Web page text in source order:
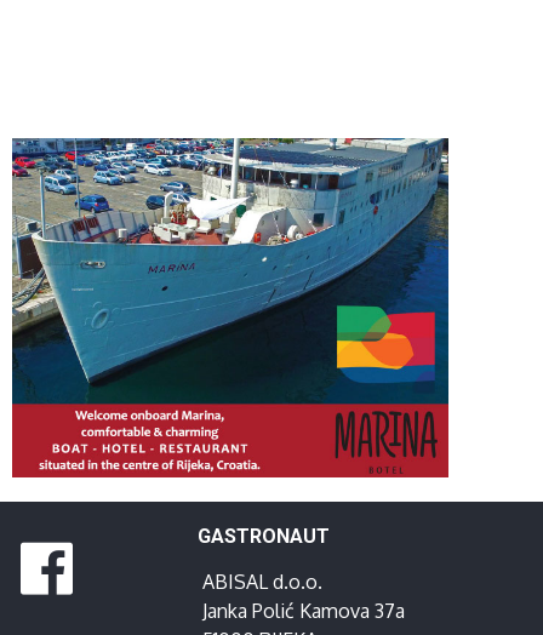
GASTRONAUT
ABISAL d.o.o.
Janka Polić Kamova 37a